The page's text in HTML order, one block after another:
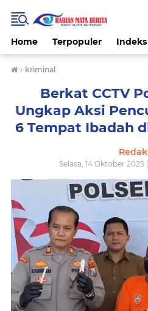
Home Terpopuler Indeks
› kriminal
Berkat CCTV
Ungkap Aksi
6 Tempat Ibadah
Selasa, 14 Oktober 2025